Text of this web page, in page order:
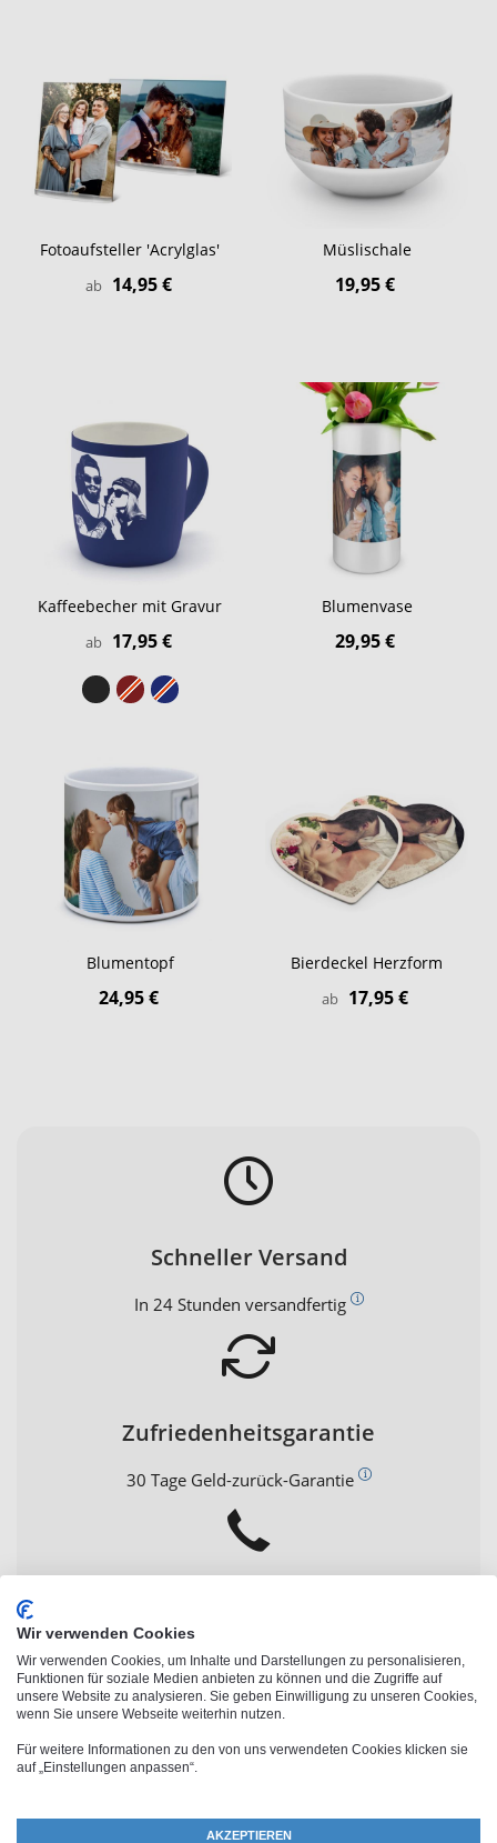
Fotoaufsteller 'Acrylglas'
ab 14,95 €
Müslischale
19,95 €
Kaffeebecher mit Gravur
ab 17,95 €
Blumenvase
29,95 €
Blumentopf
24,95 €
Bierdeckel Herzform
ab 17,95 €
Schneller Versand
In 24 Stunden versandfertig
Zufriedenheitsgarantie
30 Tage Geld-zurück-Garantie
0800 8998009
Trusted Shops & EHI zertifiziert
Wir verwenden Cookies
Wir verwenden Cookies, um Inhalte und Darstellungen zu personalisieren,
Funktionen für soziale Medien anbieten zu können und die Zugriffe auf
unsere Website zu analysieren. Sie geben Einwilligung zu unseren Cookies,
wenn Sie unsere Webseite weiterhin nutzen.
Für weitere Informationen zu den von uns verwendeten Cookies klicken sie
auf „Einstellungen anpassen“.
AKZEPTIEREN